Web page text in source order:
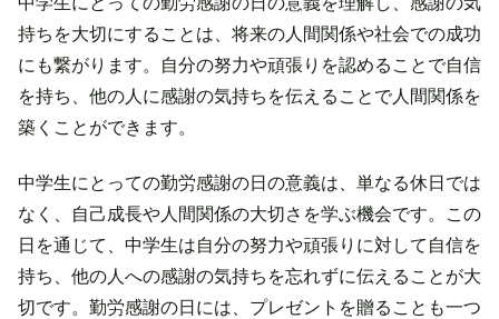
持ちを大切にすることは、将来の人間関係や社会での成功
にも繋がります。自分の努力や頑張りを認めることで自信
を持ち、他の人に感謝の気持ちを伝えることで人間関係を
築くことができます。
中学生にとっての勤労感謝の日の意義は、単なる休日では
なく、自己成長や人間関係の大切さを学ぶ機会です。この
日を通じて、中学生は自分の努力や頑張りに対して自信を
持ち、他の人への感謝の気持ちを忘れずに伝えることが大
切です。勤労感謝の日には、プレゼントを贈ることも一つ